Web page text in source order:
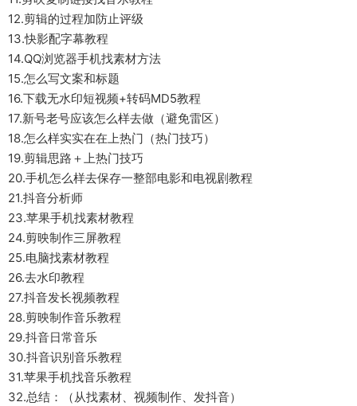
12.剪辑的过程加防止评级
13.快影配字幕教程
14.QQ浏览器手机找素材方法
15.怎么写文案和标题
16.下载无水印短视频+转码MD5教程
17.新号老号应该怎么样去做（避免雷区）
18.怎么样实实在在上热门（热门技巧）
19.剪辑思路＋上热门技巧
20.手机怎么样去保存一整部电影和电视剧教程
21.抖音分析师
23.苹果手机找素材教程
24.剪映制作三屏教程
25.电脑找素材教程
26.去水印教程
27.抖音发长视频教程
28.剪映制作音乐教程
29.抖音日常音乐
30.抖音识别音乐教程
31.苹果手机找音乐教程
32.总结：（从找素材、视频制作、发抖音）